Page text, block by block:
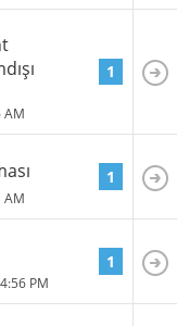
AM
1
AM
1
PM
1